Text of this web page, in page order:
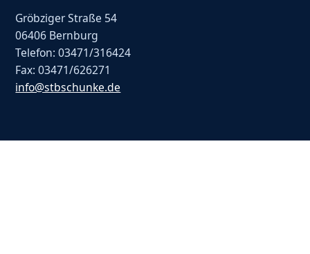
Gröbziger Straße 54
06406 Bernburg
Telefon: 03471/316424
Fax: 03471/626271
info@stbschunke.de